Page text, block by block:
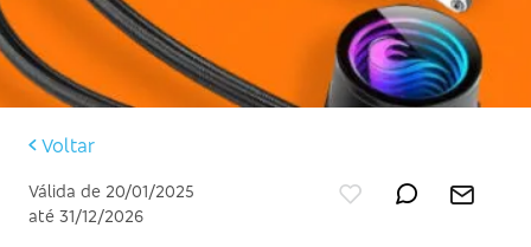
Voltar
Válida de 20/01/2025
até 31/12/2026